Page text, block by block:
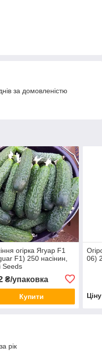
за домовленістю
огірка Ягуар F1
F1) 250 насінин,
Seeds
₴/упаковка
Купити
06)
рік